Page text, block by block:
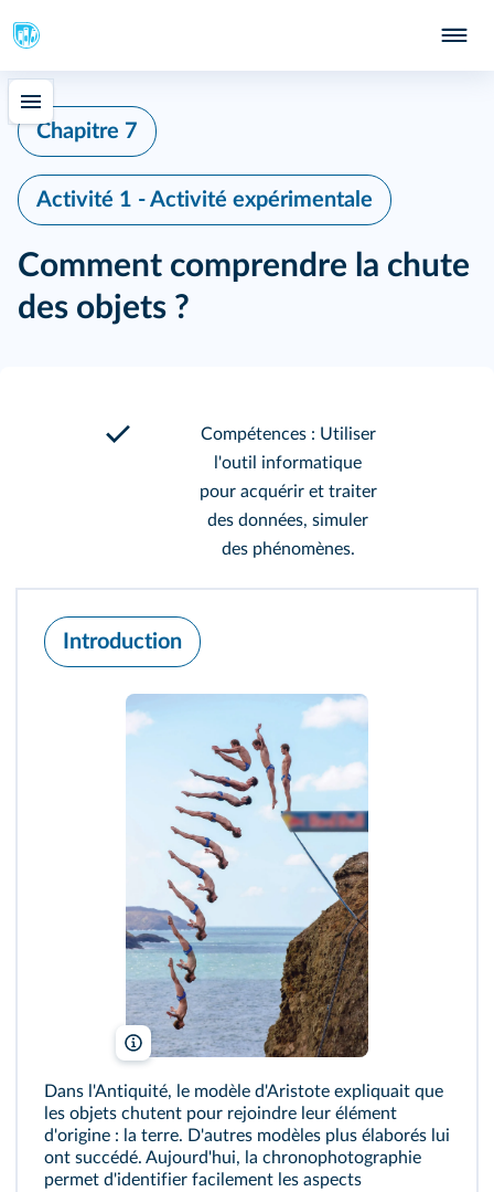
Chapitre 7
Activité 1 - Activité expérimentale
Comment comprendre la chute
des objets ?
Compétences : Utiliser
l'outil informatique
pour acquérir et traiter
des données, simuler
des phénomènes.
Introduction
Action Plus Sports Images/Alamy
Dans l'Antiquité, le modèle d'Aristote expliquait que
les objets chutent pour rejoindre leur élément
d'origine : la terre. D'autres modèles plus élaborés lui
ont succédé. Aujourd'hui, la chronophotographie
permet d'identifier facilement les aspects